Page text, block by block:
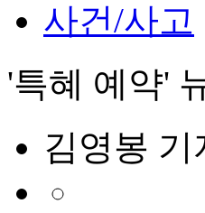
사건/사고
'특혜 예약'
김영봉 기